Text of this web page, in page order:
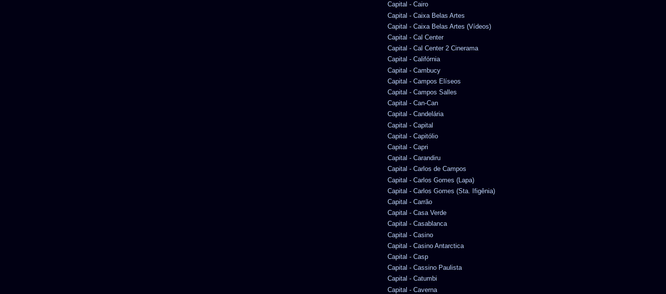
Capital - Cairo
Capital - Caixa Belas Artes
Capital - Caixa Belas Artes (Vídeos)
Capital - Cal Center
Capital - Cal Center 2 Cinerama
Capital - Califórnia
Capital - Cambucy
Capital - Campos Elíseos
Capital - Campos Salles
Capital - Can-Can
Capital - Candelária
Capital - Capital
Capital - Capitólio
Capital - Capri
Capital - Carandiru
Capital - Carlos de Campos
Capital - Carlos Gomes (Lapa)
Capital - Carlos Gomes (Sta. Ifigênia)
Capital - Carrão
Capital - Casa Verde
Capital - Casablanca
Capital - Casino
Capital - Casino Antarctica
Capital - Casp
Capital - Cassino Paulista
Capital - Catumbi
Capital - Caverna